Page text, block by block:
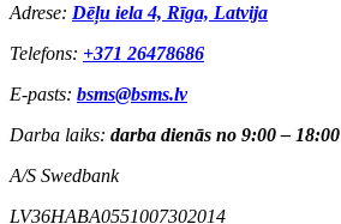
Adrese: Dēļu iela 4, Rīga, Latvija
Telefons: +371 26478686
E-pasts: bsms@bsms.lv
Darba laiks: darba dienās no 9:00 – 18:00
A/S Swedbank
LV36HABA0551007302014